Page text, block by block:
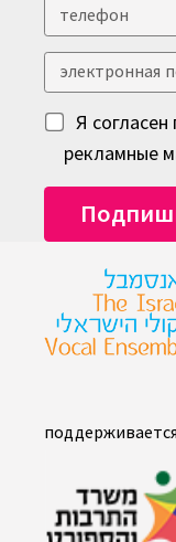
Я
рекламные